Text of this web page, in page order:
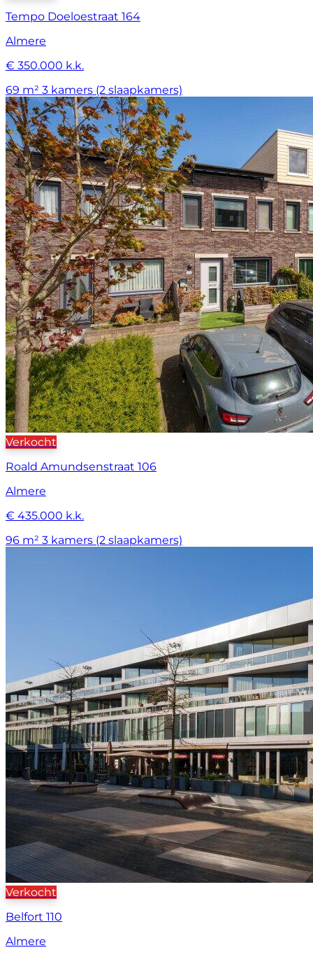
Tempo Doeloestraat 164
Almere
€ 350.000 k.k.
69 m² 3 kamers (2 slaapkamers)
Verkocht
Roald Amundsenstraat 106
Almere
€ 435.000 k.k.
96 m² 3 kamers (2 slaapkamers)
Verkocht
Belfort 110
Almere